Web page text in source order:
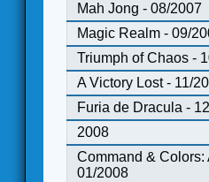
Mah Jong - 08/2007
Magic Realm - 09/
Triumph of Chaos -
A Victory Lost - 11/
Furia de Dracula -
2008
Command & Colors:
01/2008